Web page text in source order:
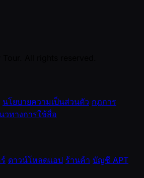
นโยบายความเป็นส่วนตัว กฎการ
วทางการใช้สื่อ
ดาวน์โหลดแอป ร้านค้า บัญชี APT